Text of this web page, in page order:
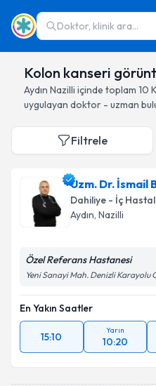
Doktor, klinik ara...
Kolon kanseri
Aydın Nazilli içinde toplam 10
uygulayan doktor - uzman
Filtrele
Uzm. Dr. İsmail
Dahiliye - İç
Aydın, Nazilli
Özel Referans Hastanesi
Yeni Sanayi Mah. Denizli Karayolu
En Yakın Saatler
15:10
Yarın
10:20